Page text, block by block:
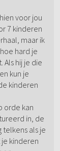
voor jou
7 kinderen
maar ik
hard je
hij je die
kun je
kinderen
orde kan
in, de
telkens als je
kinderen